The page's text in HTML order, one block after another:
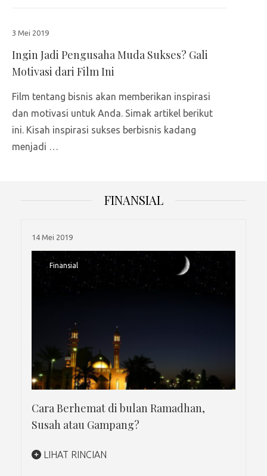
3 Mei 2019
Ingin Jadi Pengusaha Muda Sukses? Gali
Motivasi dari Film Ini
Film tentang bisnis akan memberikan inspirasi
dan motivasi untuk Anda. Simak artikel berikut
ini. Kisah inspirasi sukses berbisnis kadang
menjadi …
FINANSIAL
14 Mei 2019
Finansial
Cara Berhemat di bulan Ramadhan,
Susah atau Gampang?
LIHAT RINCIAN